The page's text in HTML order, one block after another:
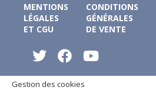
MENTIONS
LÉGALES
ET CGU
CONDITIONS
GÉNÉRALES
DE VENTE
Gestion des cookies